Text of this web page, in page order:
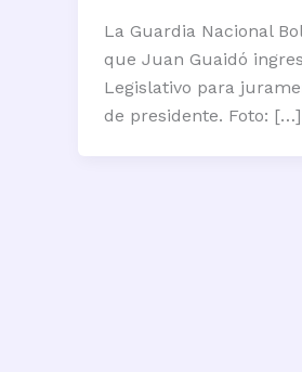
La Guardia Nacional
que Juan Guaidó
Legislativo para
de presidente. Foto: […]